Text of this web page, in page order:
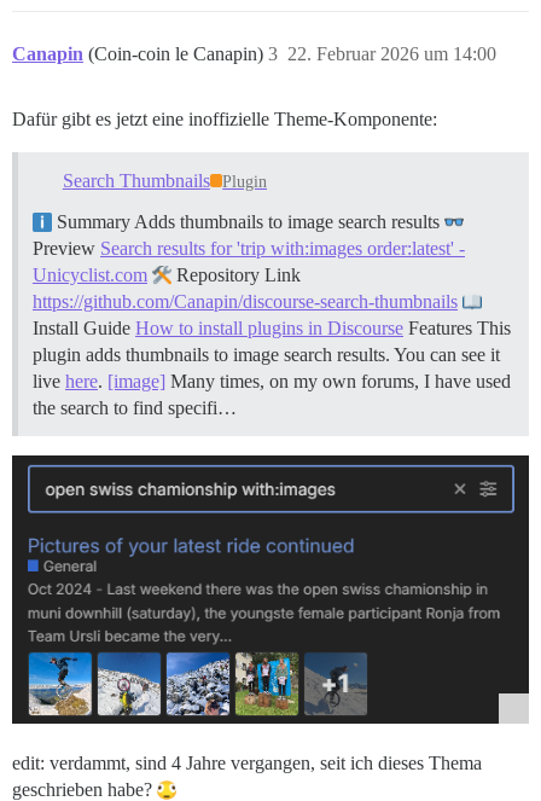
Canapin (Coin-coin le Canapin) 22. Februar 2026 um 14:00
3
Dafür gibt es jetzt eine inoffizielle Theme-Komponente:
Search Thumbnails Plugin
Summary Adds thumbnails to image search results
Preview Search results for 'trip with:images order:latest' -
Unicyclist.com
Repository Link
https://github.com/Canapin/discourse-search-thumbnails
Install Guide How to install plugins in Discourse Features This
plugin adds thumbnails to image search results. You can see it
live here. [image] Many times, on my own forums, I have used
the search to find specifi…
edit: verdammt, sind 4 Jahre vergangen, seit ich dieses Thema
geschrieben habe?